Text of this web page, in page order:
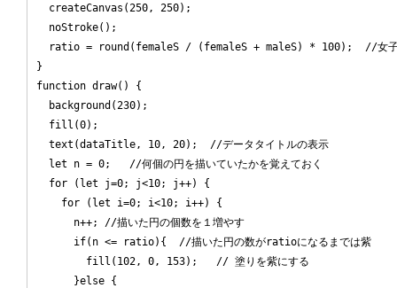
  createCanvas(250, 250);
  noStroke();
ratio = round(femaleS / (femaleS + maleS) * 100);  //女子
}
function draw() {
  background(230);
  fill(0);
  text(dataTitle, 10, 20);  //データタイトルの表示
  let n = 0;   //何個の円を描いていたかを覚えておく
  for (let j=0; j<10; j++) {
    for (let i=0; i<10; i++) {
      n++; //描いた円の個数を１増やす
      if(n <= ratio){  //描いた円の数がratioになるまでは紫
        fill(102, 0, 153);   // 塗りを紫にする
      }else {